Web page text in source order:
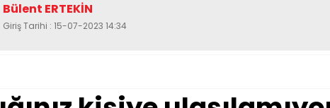
Bülent ERTEKİN
Giriş Tarihi : 15-07-2023 14:34